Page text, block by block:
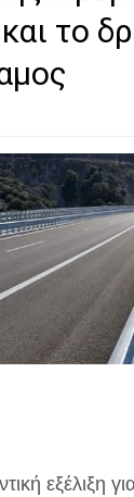
και το
εξέλιξη